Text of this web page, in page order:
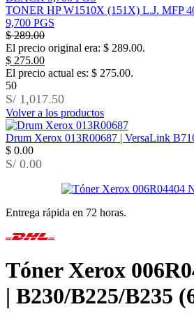
TONER HP W1510X (151X) L.J. MFP
9,700 PGS
$289.00
El precio original era: $ 289.00.
$ 275.00
El precio actual es: $ 275.00.
50
S/ 1,017.50
Volver a los productos
Drum Xerox 013R00687 | VersaLink
$ 0.00
S/ 0.00
Entrega rápida en 72 horas.
Tóner Xerox
| B230/B225/B235